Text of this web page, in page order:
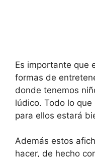
Es importante que
formas de
donde tenemos
lúdico. Todo lo
para ellos estará
Además estos
hacer, de hecho